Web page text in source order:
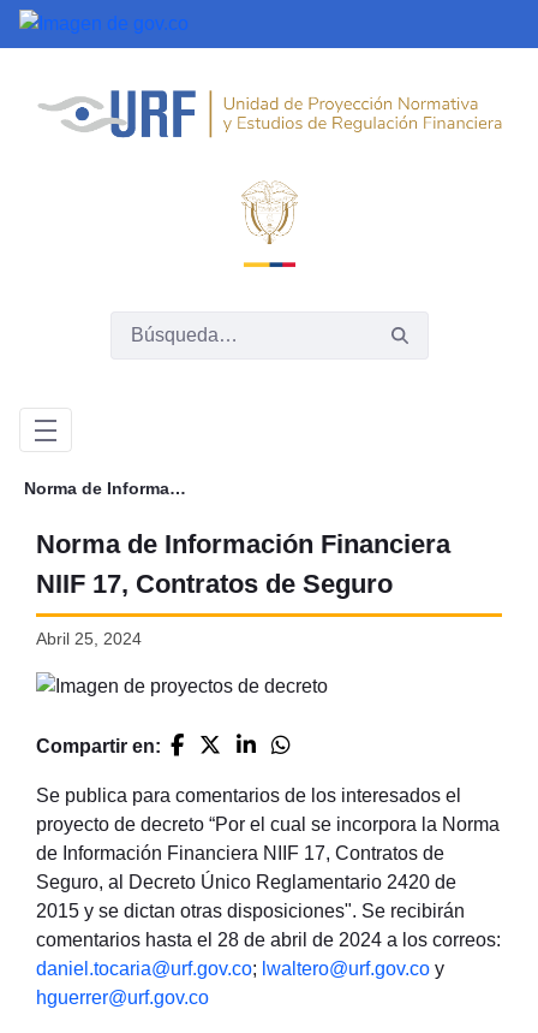
Saltar al contenido principal
Norma de Información Financiera NIIF 17, Contratos de Seguro
Norma de Información Financiera
NIIF 17, Contratos de Seguro
Abril 25, 2024
Compartir en:
Se publica para comentarios de los interesados el
proyecto de decreto “Por el cual se incorpora la Norma
de Información Financiera NIIF 17, Contratos de
Seguro, al Decreto Único Reglamentario 2420 de
2015 y se dictan otras disposiciones". Se recibirán
comentarios hasta el 28 de abril de 2024 a los correos:
daniel.tocaria@urf.gov.co; lwaltero@urf.gov.coy
hguerrer@urf.gov.co